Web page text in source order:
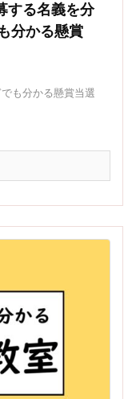
する名義を分
分かる懸賞
も分かる懸賞当選